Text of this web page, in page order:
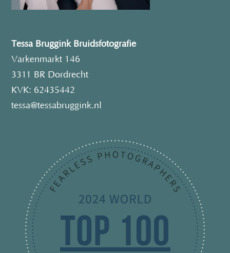
Tessa Bruggink Bruidsfotografie
Varkenmarkt 146
3311 BR Dordrecht
KVK: 62435442
tessa@tessabruggink.nl